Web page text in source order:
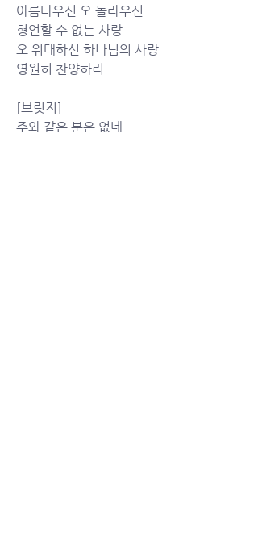
아름다우신 오 놀라우신
형언할 수 없는 사랑
오 위대하신 하나님의 사랑
영원히 찬양하리
[브릿지]
주와 같은 분은 없네